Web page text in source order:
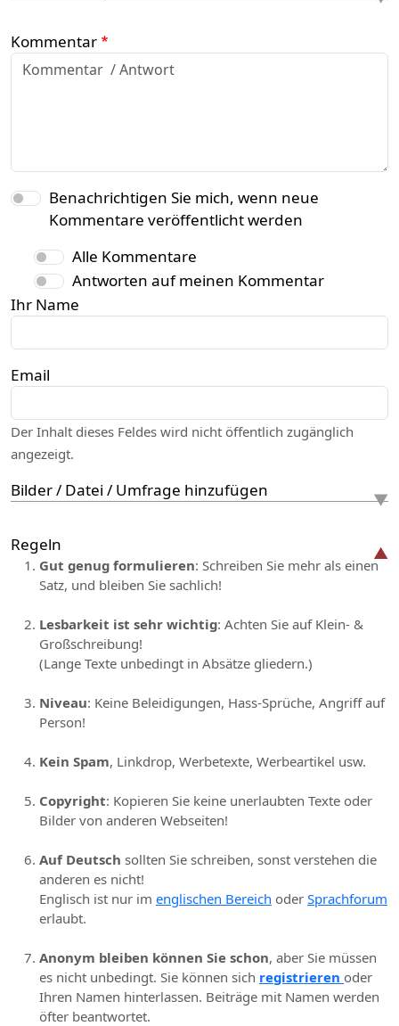
Kommentar
Benachrichtigen Sie mich, wenn neue
Kommentare veröffentlicht werden
Alle Kommentare
Antworten auf meinen Kommentar
Ihr Name
Email
Der Inhalt dieses Feldes wird nicht öffentlich zugänglich
angezeigt.
Bilder / Datei / Umfrage hinzufügen
Regeln
Gut genug formulieren: Schreiben Sie mehr als einen
Satz, und bleiben Sie sachlich!
Lesbarkeit ist sehr wichtig: Achten Sie auf Klein- &
Großschreibung!
(Lange Texte unbedingt in Absätze gliedern.)
Niveau: Keine Beleidigungen, Hass-Sprüche, Angriff auf
Person!
Kein Spam, Linkdrop, Werbetexte, Werbeartikel usw.
Copyright: Kopieren Sie keine unerlaubten Texte oder
Bilder von anderen Webseiten!
Auf Deutsch sollten Sie schreiben, sonst verstehen die
anderen es nicht!
Englisch ist nur im englischen Bereich oder Sprachforum
erlaubt.
Anonym bleiben können Sie schon, aber Sie müssen
es nicht unbedingt. Sie können sich registrieren oder
Ihren Namen hinterlassen. Beiträge mit Namen werden
öfter beantwortet.